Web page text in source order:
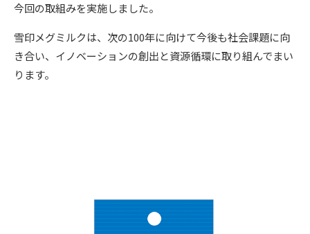
今回の取組みを実施しました。
雪印メグミルクは、次の100年に向けて今後も社会課題に向
き合い、イノベーションの創出と資源循環に取り組んでまい
ります。